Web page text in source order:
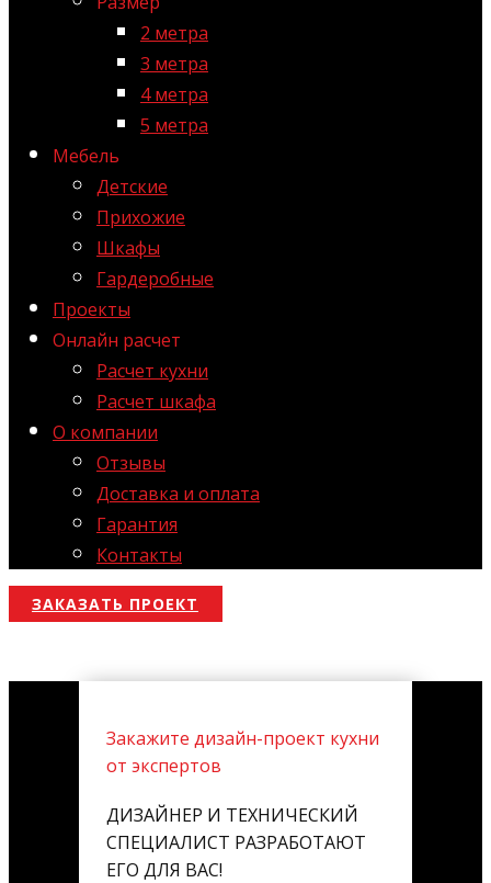
2 метра
3 метра
4 метра
5 метра
Мебель
Детские
Прихожие
Шкафы
Гардеробные
Проекты
Онлайн расчет
Расчет кухни
Расчет шкафа
О компании
Отзывы
Доставка и оплата
Гарантия
Контакты
ЗАКАЗАТЬ ПРОЕКТ
Закажите дизайн-проект кухни
от экспертов
ДИЗАЙНЕР И ТЕХНИЧЕСКИЙ
СПЕЦИАЛИСТ РАЗРАБОТАЮТ
ЕГО ДЛЯ ВАС!